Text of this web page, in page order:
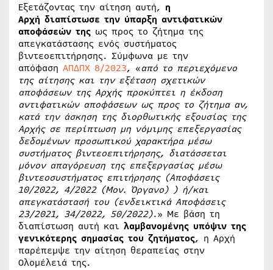
Εξετάζοντας την αίτηση αυτή, η
Αρχή διαπίστωσε την ύπαρξη αντιφατικών
αποφάσεών της ως προς το ζήτημα της
απεγκατάστασης ενός συστήματος
βιντεοεπιτήρησης. Σύμφωνα με την
απόφαση ΑΠΔΠΧ 8/2023, «από το περιεχόμενο
της αίτησης και την εξέταση σχετικών
αποφάσεων της Αρχής προκύπτει η έκδοση
αντιφατικών αποφάσεων ως προς το ζήτημα αν,
κατά την άσκηση της διορθωτικής εξουσίας της
Αρχής σε περίπτωση μη νόμιμης επεξεργασίας
δεδομένων προσωπικού χαρακτήρα μέσω
συστήματος βιντεοεπιτήρησης, διατάσσεται
μόνον απαγόρευση της επεξεργασίας μέσω
βιντεοσυστήματος επιτήρησης (Αποφάσεις
10/2022, 4/2022 (Μον. Όργανο) ) ή/και
απεγκατάστασή του (ενδεικτικά Αποφάσεις
23/2021, 34/2022, 50/2022).» Με βάση τη
διαπίστωση αυτή και λαμβανομένης υπόψιν της
γενικότερης σημασίας του ζητήματος, η Αρχή
παρέπεμψε την αίτηση θεραπείας στην
Ολομέλειά της.